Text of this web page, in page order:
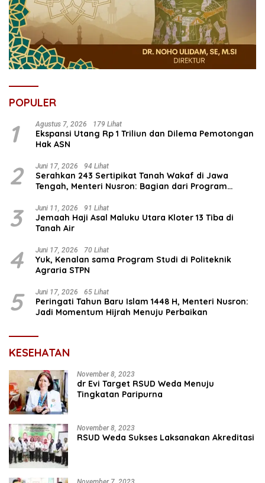
POPULER
1 Agustus 7, 2026 179 Lihat
Ekspansi Utang Rp 1 Triliun dan Dilema Pemotongan
Hak ASN
2 Juni 17, 2026 94 Lihat
Serahkan 243 Sertipikat Tanah Wakaf di Jawa
Tengah, Menteri Nusron: Bagian dari Program
Umat
3 Juni 11, 2026 91 Lihat
Jemaah Haji Asal Maluku Utara Kloter 13 Tiba di
Tanah Air
4 Juni 17, 2026 70 Lihat
Yuk, Kenalan sama Program Studi di Politeknik
Agraria STPN
5 Juni 17, 2026 65 Lihat
Peringati Tahun Baru Islam 1448 H, Menteri Nusron:
Jadi Momentum Hijrah Menuju Perbaikan
KESEHATAN
November 8, 2023
dr Evi Target RSUD Weda Menuju
Tingkatan Paripurna
November 8, 2023
RSUD Weda Sukses Laksanakan Akreditasi